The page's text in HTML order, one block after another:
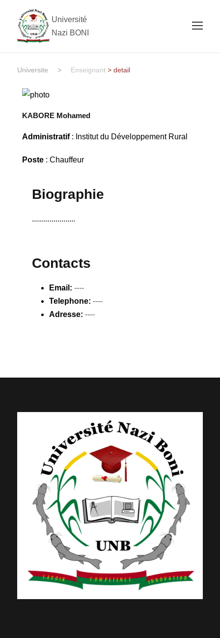
Université
Nazi BONI
Universite > Enseignant > detail
KABORE Mohamed
Administratif : Institut du Développement Rural
Poste: Chauffeur
Biographie
......................
Contacts
Email: ----
Telephone: ----
Adresse: ----